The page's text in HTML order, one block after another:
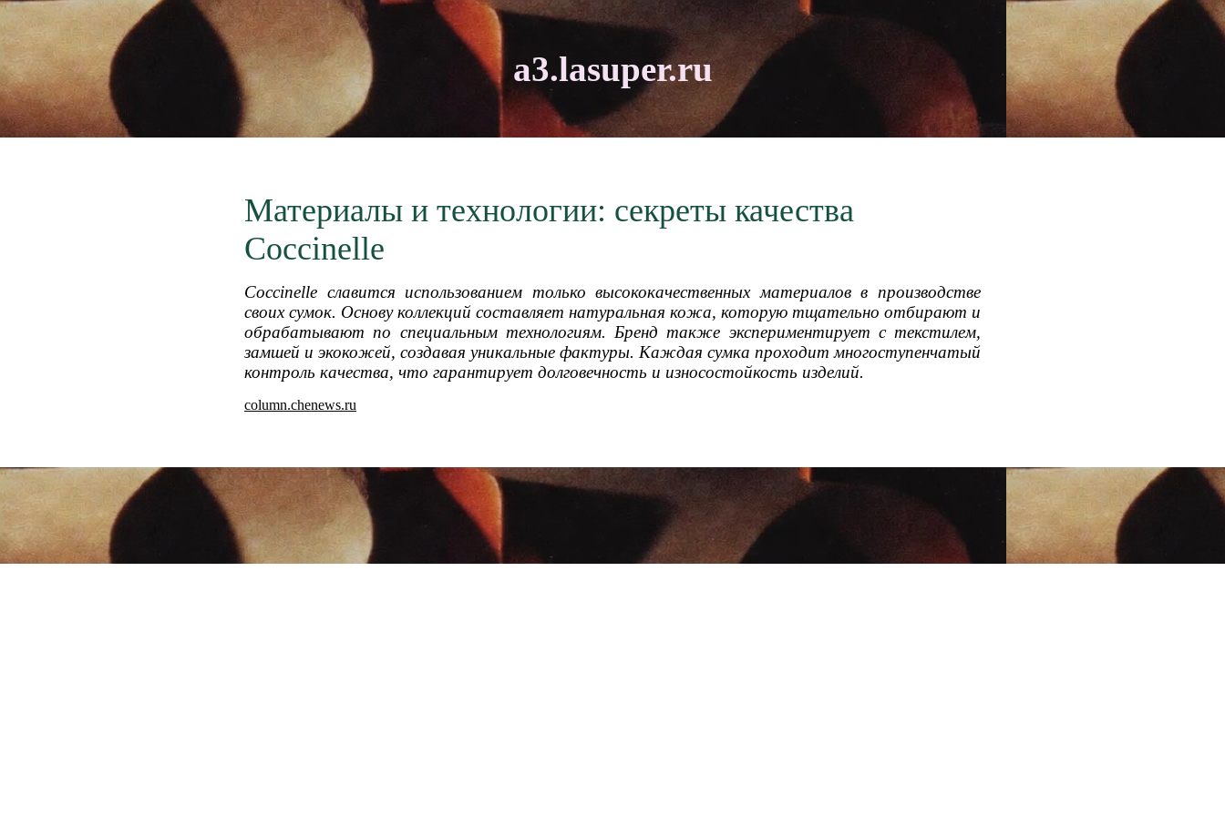
a3.lasuper.ru
Материалы и технологии: секреты качества
Coccinelle
Coccinelle славится использованием только высококачественных материалов в производстве
своих сумок. Основу коллекций составляет натуральная кожа, которую тщательно отбирают и
обрабатывают по специальным технологиям. Бренд также экспериментирует с текстилем,
замшей и экокожей, создавая уникальные фактуры. Каждая сумка проходит многоступенчатый
контроль качества, что гарантирует долговечность и износостойкость изделий.
column.chenews.ru